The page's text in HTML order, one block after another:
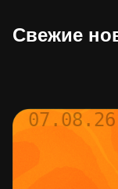
Свежие
07.08.26